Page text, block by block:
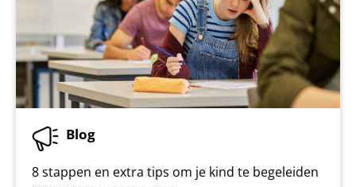
Blog
8 stappen en extra tips om je kind te begeleiden